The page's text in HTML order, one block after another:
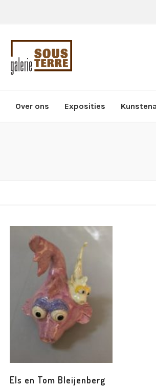
Over ons Exposities
Els en Tom Bleijenberg